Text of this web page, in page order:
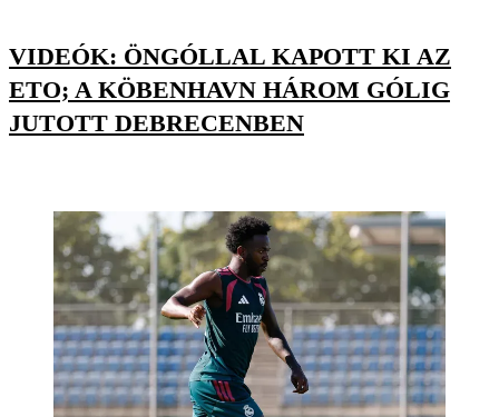
VIDEÓK: ÖNGÓLLAL KAPOTT KI AZ
ETO; A KÖBENHAVN HÁROM GÓLIG
JUTOTT DEBRECENBEN